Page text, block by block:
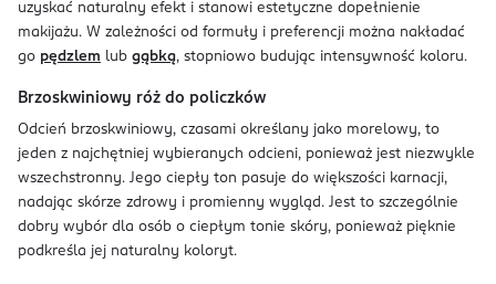
uzyskać naturalny efekt i stanowi estetyczne dopełnienie
makijażu. W zależności od formuły i preferencji można nakładać
go pędzlem lub gąbką, stopniowo budując intensywność koloru.
Brzoskwiniowy róż do policzków
Odcień brzoskwiniowy, czasami określany jako morelowy, to
jeden z najchętniej wybieranych odcieni, ponieważ jest niezwykle
wszechstronny. Jego ciepły ton pasuje do większości karnacji,
nadając skórze zdrowy i promienny wygląd. Jest to szczególnie
dobry wybór dla osób o ciepłym tonie skóry, ponieważ pięknie
podkreśla jej naturalny koloryt.